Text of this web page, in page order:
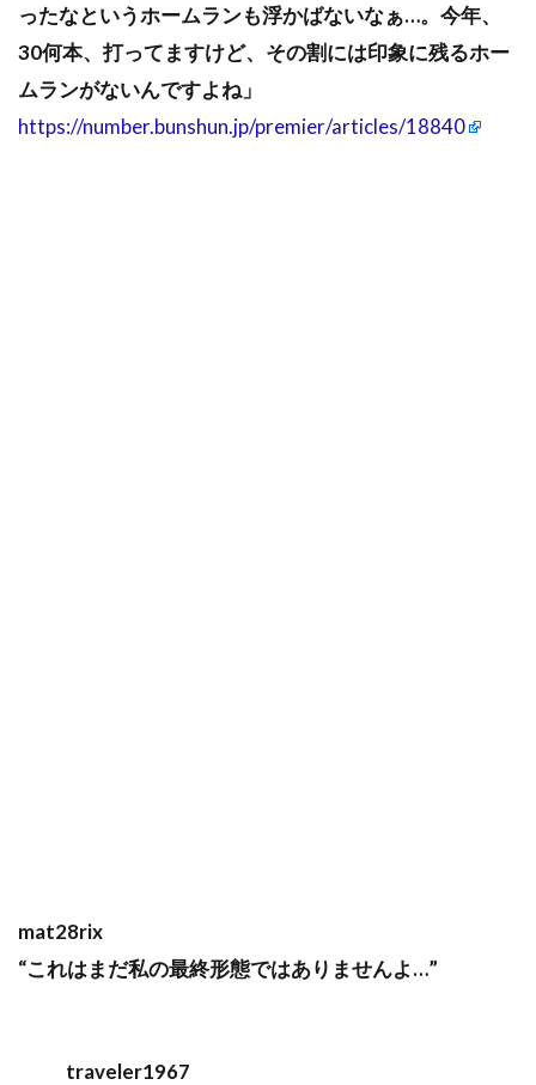
ったなというホームランも浮かばないなぁ…。今年、
30何本、打ってますけど、その割には印象に残るホー
ムランがないんですよね」
https://number.bunshun.jp/premier/articles/18840
mat28rix
“これはまだ私の最終形態ではありませんよ…”
traveler1967